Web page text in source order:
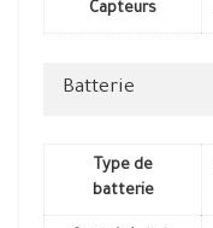
Capteurs
Batterie
Type de
batterie